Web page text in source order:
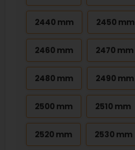
2440 mm 2450 mm
2460 mm 2470 mm
2480 mm 2490 mm
2500 mm 2510 mm
2520 mm 2530 mm